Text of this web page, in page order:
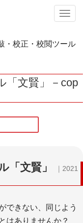
T
o
g
n
a
i
・校正・校閲ツール
「文賢」－cop
「文賢」
｜2021
できない、同じよう
はありませんか？